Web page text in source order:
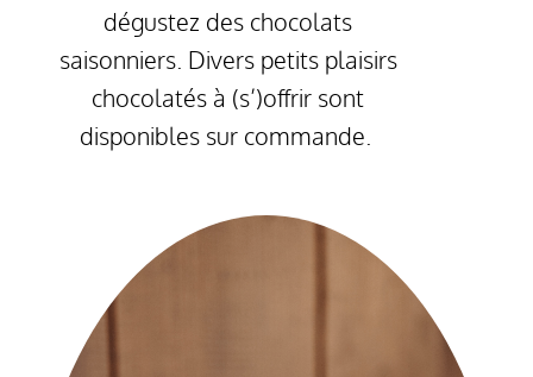
dégustez des chocolats
saisonniers. Divers petits plaisirs
chocolatés à (s’)offrir sont
disponibles sur commande.